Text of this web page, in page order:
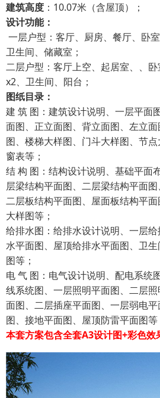
建筑高度 ：10.07米（含屋顶）；
设计功能：
一层户型：客厅、厨房、餐厅、卧
卫生间、储藏室；
二层户型：客厅上空、起居室、、
x2、卫生间、阳台；
图纸目录：
建 筑 图：建筑设计说明、一层平面
面图、正立面图、背立面图、左立
图、楼梯大样图、门斗大样图、节
窗表等；
结 构 图：结构设计说明、基础平面
层梁结构平面图、二层梁结构平面图
二层板结构平面图、屋面板结构平
大样图等；
给排水图：给排水设计说明、一层
水平面图、屋顶给排水平面图、卫
图等；
电 气 图：电气设计说明、配电系统
线系统图、一层照明平面图、二层
面图、二层插座平面图、一层弱电
图、接地平面图、屋顶防雷平面图等
本套方案包含全套A3设计图+彩色效